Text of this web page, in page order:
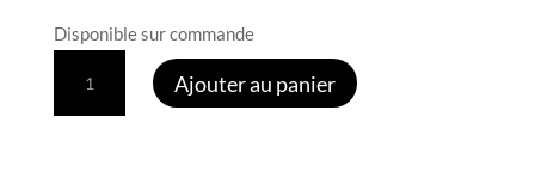
Disponible sur commande
Ajouter au panier